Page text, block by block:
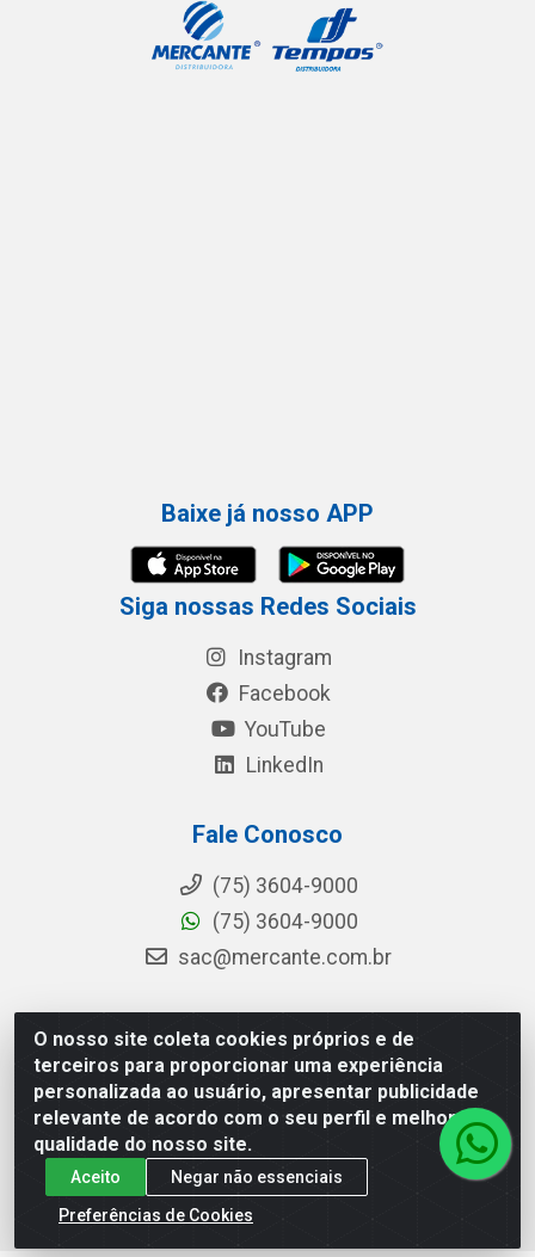
O nosso site coleta cookies próprios e de
terceiros para proporcionar uma experiência
personalizada ao usuário, apresentar publicidade
relevante de acordo com o seu perfil e melhorar a
qualidade do nosso site.
Aceito
Negar não essenciais
Preferências de Cookies
Baixe já nosso APP
Siga nossas Redes Sociais
Instagram
Facebook
YouTube
LinkedIn
Fale Conosco
(75) 3604-9000
(75) 3604-9000
sac@mercante.com.br
Mercante Distribuidora - Rua Mercante, 699 - Aviário,
Feira de Santana/BA - CEP 44.096-218 - CNPJ
96.755.848/0001-08